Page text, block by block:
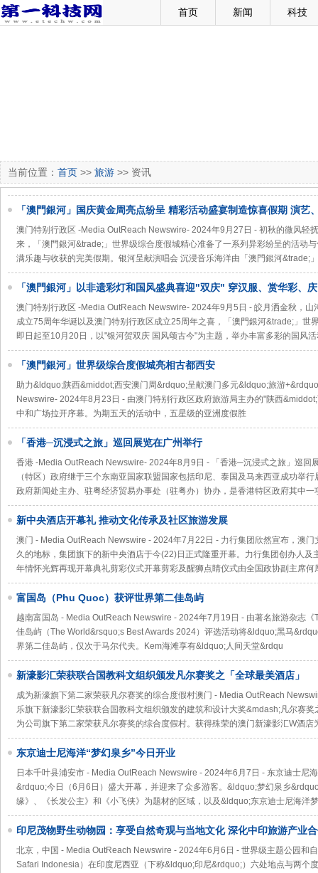
首页 新闻 科技
当前位置： 首页 >> 旅游 >> 资讯
「澳門銀河」国庆黄金周亮点纷呈 精彩活动盛宴制造惊喜假期 演艺
动、展览一站式体验澳门文旅新风潮
澳门特别行政区 -Media OutReach Newswire- 2024年9月27日 - 初秋的微风轻
来，「澳門銀河&trade;」世界级综合度假城精心准备了一系列异彩纷呈的活动
满乐趣与收获的完美假期。银河呈献演唱会 沉浸音乐海洋由「澳門銀河&trade;
「澳門銀河」以非遗彩灯和国风盛典喜迎"双庆" 穿汉服、赏华彩、
之旅
澳门特别行政区 -Media OutReach Newswire- 2024年9月5日 - 皎月洒金秋，山
成立75周年华诞以及澳门特别行政区成立25周年之喜，「澳門銀河&trade;」世
即日起至10月20日，以"银河贺双庆 国风颂古今"为主题，举办丰富多彩的国风
「澳門銀河」世界级综合度假城亮相古都西安
助力&ldquo;陕西&middot;西安澳门周&rdquo;呈献澳门多元&ldquo;旅游
Newswire- 2024年8月23日 - 由澳门特别行政区政府旅游局主办的"陕西
中和广场拉开序幕。为期五天的活动中，五星级的亚洲度假胜
「香港─沉浸式之旅」巡回展览在广州举行
香港 -Media OutReach Newswire- 2024年8月9日 - 「香港─沉浸式之旅」巡回
（特区）政府继于三个东南亚国家联盟国家包括印尼、泰国及马来西亚成功举
政府新闻处主办、驻粤经济贸易办事处（驻粤办）协办，是香港特区政府其中一
新中央酒店开幕礼 推动文化传承及社区旅游发展
澳门 - Media OutReach Newswire - 2024年7月22日 - 力行集团欣然宣布，澳
久的地标，集团旗下的新中央酒店于今(22)日正式隆重开幕。力行集团创办人
年情怀光辉再现开幕典礼剪彩仪式开幕剪彩及醒狮点睛仪式由全国政协副主席何
富国岛（Phu Quoc）获评世界第二佳岛屿
越南富国岛 - Media OutReach Newswire - 2024年7月19日 - 由著名旅游杂志
佳岛屿（The World&rsquo;s Best Awards 2024）评选活动将&ldquo;黑马
界第二佳岛屿，仅次于马尔代夫。Kem海滩享有&ldquo;人间天堂&rdqu
新濠影汇荣获联合国教科文组织颁发凡尔赛奖之「全球最美酒店」
成为新濠旗下第二家荣获凡尔赛奖的综合度假村澳门 - Media OutReach
乐旗下新濠影汇荣获联合国教科文组织颁发的建筑和设计大奖&mdash;凡尔赛
为公司旗下第二家荣获凡尔赛奖的综合度假村。获得殊荣的澳门新濠影汇W酒店
东京迪士尼海洋“梦幻泉乡”今日开业
日本千叶县浦安市 - Media OutReach Newswire - 2024年6月7日 - 东京迪士尼
&rdquo;今日（6月6日）盛大开幕，并迎来了众多游客。&ldquo;梦幻泉乡
缘》、《长发公主》和《小飞侠》为题材的区域，以及&ldquo;东京迪士尼海洋
印尼茂物野生动物园：享受自然奇观与当地文化 深化中印旅游产业
北京，中国 - Media OutReach Newswire - 2024年6月6日 - 世界级主题公园和
Safari Indonesia）在印度尼西亚（下称&ldquo;印尼&rdquo;）六处地点与两个